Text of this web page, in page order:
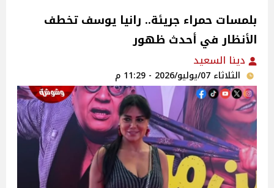
بلمسات حمراء جريئة.. رانيا يوسف تخطف
الأنظار في أحدث ظهور
دينا السعيد
الثلاثاء 07/يوليو/2026 - 11:29 م